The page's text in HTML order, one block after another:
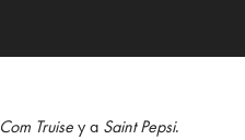
Com Truisey a Saint Pepsi.